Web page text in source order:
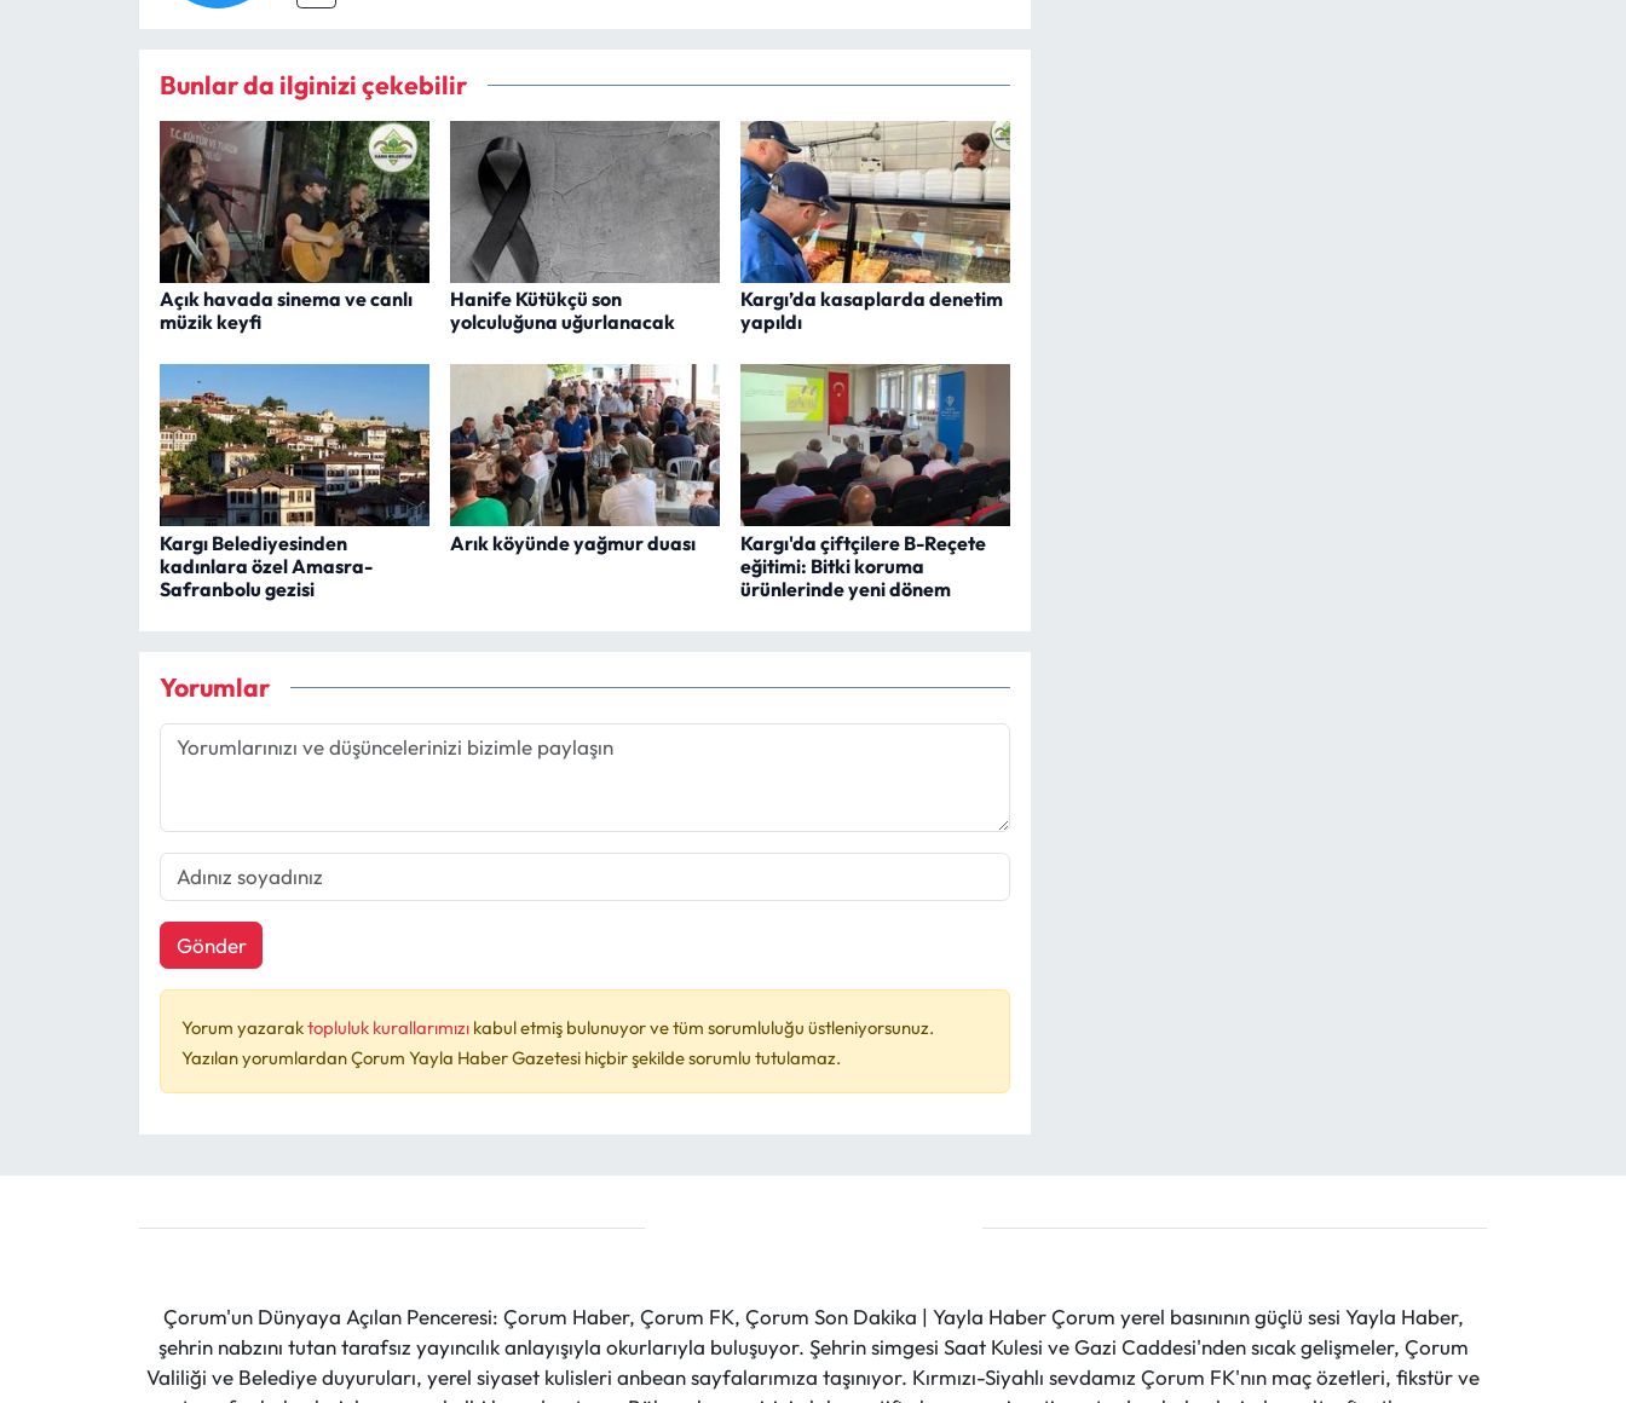
Bunlar da ilginizi çekebilir
Açık havada sinema ve canlı
müzik keyfi
Hanife Kütükçü son
yolculuğuna uğurlanacak
Kargı’da kasaplarda denetim
yapıldı
Kargı Belediyesinden
kadınlara özel Amasra-
Safranbolu gezisi
Arık köyünde yağmur duası
Kargı'da çiftçilere B-Reçete
eğitimi: Bitki koruma
ürünlerinde yeni dönem
Yorumlar
Gönder
Yorum yazaraktopluluk kurallarımızı kabul etmiş bulunuyor ve tüm sorumluluğu üstleniyorsunuz.
Yazılan yorumlardan Çorum Yayla Haber Gazetesi hiçbir şekilde sorumlu tutulamaz.
Çorum'un Dünyaya Açılan Penceresi: Çorum Haber, Çorum FK, Çorum Son Dakika | Yayla Haber Çorum yerel basınının güçlü sesi Yayla Haber,
şehrin nabzını tutan tarafsız yayıncılık anlayışıyla okurlarıyla buluşuyor. Şehrin simgesi Saat Kulesi ve Gazi Caddesi'nden sıcak gelişmeler, Çorum
Valiliği ve Belediye duyuruları, yerel siyaset kulisleri anbean sayfalarımıza taşınıyor. Kırmızı-Siyahlı sevdamız Çorum FK'nın maç özetleri, fikstür ve